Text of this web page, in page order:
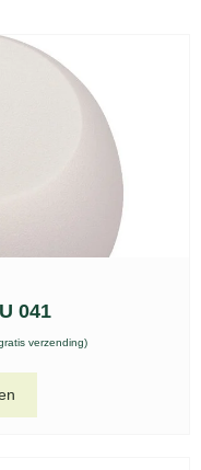
041
verzending)